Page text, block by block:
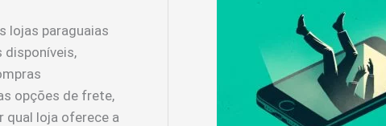
lojas paraguaias
disponíveis,
opções de frete,
qual loja oferece a